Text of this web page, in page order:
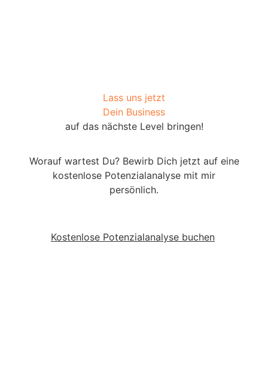
Lass uns jetzt
Dein Business
auf das nächste Level bringen!
Worauf wartest Du? Bewirb Dich jetzt auf eine
kostenlose Potenzialanalyse mit mir
persönlich.
Kostenlose Potenzialanalyse buchen